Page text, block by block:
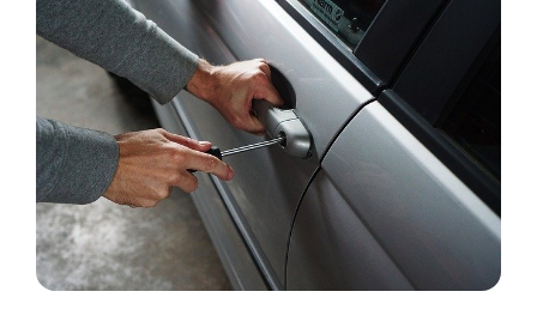
para
Uber
–
Chofer
App
Seguro